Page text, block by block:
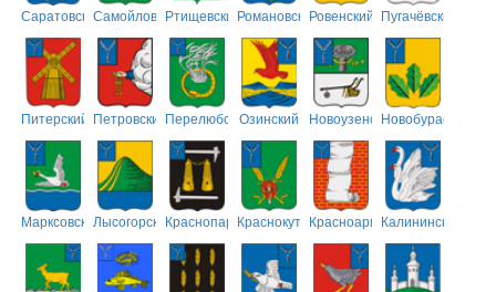
СаратовскийСамойловскийРтищевскийРомановскийРовенский Пугачёвский
Питерский ПетровскийПерелюбскийОзинский НовоузенскийНовобурасский
МарксовскийЛысогорскийКраснопартизанский
КраснокутскийКрасноармейский
Калининский